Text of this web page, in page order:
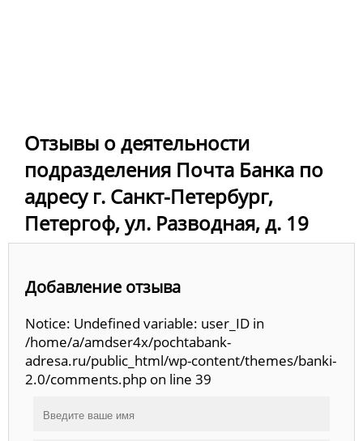
Отзывы о деятельности
подразделения Почта Банка по
адресу г. Санкт-Петербург,
Петергоф, ул. Разводная, д. 19
Добавление отзыва
Notice: Undefined variable: user_ID in
/home/a/amdser4x/pochtabank-
adresa.ru/public_html/wp-content/themes/banki-
2.0/comments.php on line 39